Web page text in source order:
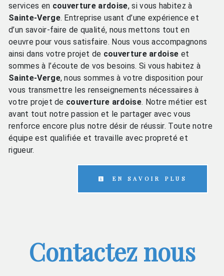
services en couverture ardoise, si vous habitez à
Sainte-Verge. Entreprise usant d’une expérience et
d’un savoir-faire de qualité, nous mettons tout en
oeuvre pour vous satisfaire. Nous vous accompagnons
ainsi dans votre projet de couverture ardoise et
sommes à l’écoute de vos besoins. Si vous habitez à
Sainte-Verge, nous sommes à votre disposition pour
vous transmettre les renseignements nécessaires à
votre projet de couverture ardoise. Notre métier est
avant tout notre passion et le partager avec vous
renforce encore plus notre désir de réussir. Toute notre
équipe est qualifiée et travaille avec propreté et
rigueur.
EN SAVOIR PLUS
Contactez nous